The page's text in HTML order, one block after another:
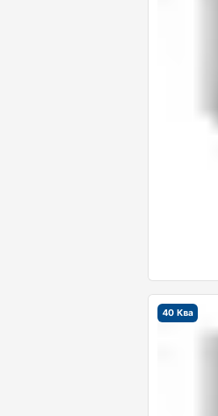
40 Ква